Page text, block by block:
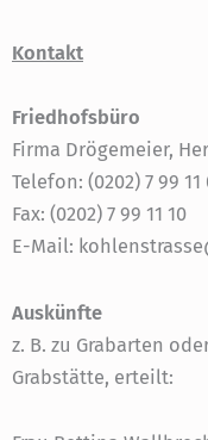
Kontakt
Friedhofsbüro
Firma Drögemeier,
Telefon: (0202) 7 99 11
Fax: (0202) 7 99 11 10
E-Mail:
Auskünfte
z. B. zu Grabarten
Grabstätte, erteilt: